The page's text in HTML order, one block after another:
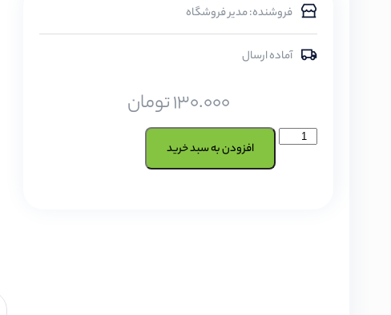
فروشنده: مدیر فروشگاه
آماده ارسال
130.000تومان
افزودن به سبد خرید